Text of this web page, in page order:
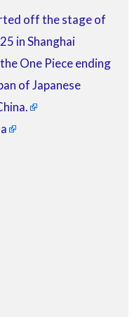
off the stage of
in Shanghai
One Piece ending
of Japanese